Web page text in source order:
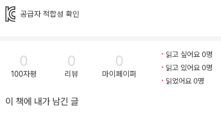
공급자 적합성 확인
0
100자평
0
리뷰
0
마이페이퍼
읽고 싶어요 0명
읽고 있어요 0명
읽었어요 0명
이 책에 내가 남긴 글